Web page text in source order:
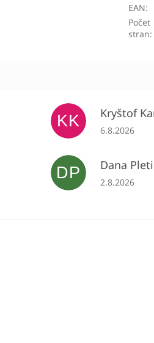
EAN:
Počet
stran:
KK Kryštof
Hodnocení
6.8.2026
DP Dana
Hodnocení
2.8.2026